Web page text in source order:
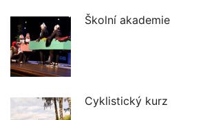
Školní akademie
Cyklistický kurz